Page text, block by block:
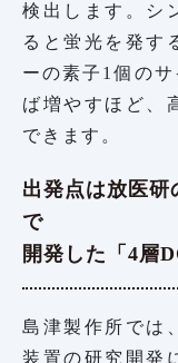
検出します。シ
ると蛍光を発す
ーの素子1個の
ば増やすほど、
できます。
出発点は放医研
で
開発した「4層
島津製作所では
装置の研究開発